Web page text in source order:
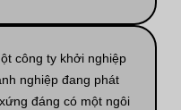
công ty khởi nghiệp
nghiệp đang phát
đáng có một ngôi